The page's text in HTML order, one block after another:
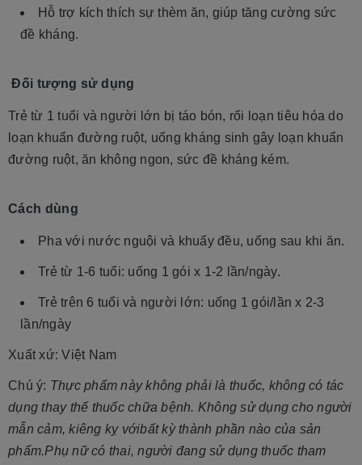
Hỗ trợ kích thích sự thèm ăn, giúp tăng cường sức
đề kháng.
Đối tượng sử dụng
Trẻ từ 1 tuổi và người lớn bị táo bón, rối loạn tiêu hóa do
loạn khuẩn đường ruột, uống kháng sinh gây loạn khuẩn
đường ruột, ăn không ngon, sức đề kháng kém.
Cách dùng
Pha với nước nguội và khuấy đều, uống sau khi ăn.
Trẻ từ 1-6 tuổi: uống 1 gói x 1-2 lần/ngày.
Trẻ trên 6 tuổi và người lớn: uống 1 gói/lần x 2-3
lần/ngày
Xuất xứ: Việt Nam
Chú ý: Thực phẩm này không phải là thuốc, không có tác
dụng thay thế thuốc chữa bệnh. Không sử dụng cho người
mẫn cảm, kiêng kỵ vớibất kỳ thành phần nào của sản
phẩm.Phụ nữ có thai, người đang sử dụng thuốc tham